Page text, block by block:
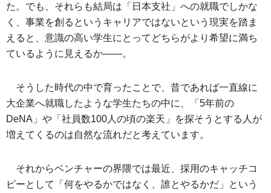
た。でも、それらも結局は「日本支社」への就職でしかな
く、事業を創るというキャリアではないという現実を踏ま
えると、意識の高い学生にとってどちらがより希望に満ち
ているように見えるか――。
そうした時代の中で育ったことで、昔であれば一直線に
大企業へ就職したような学生たちの中に、「5年前の
DeNA」や「社員数100人の頃の楽天」を探そうとする人が
増えてくるのは自然な流れだと考えています。
それからベンチャーの界隈では最近、採用のキャッチコ
ピーとして「何をやるかではなく、誰とやるかだ」という